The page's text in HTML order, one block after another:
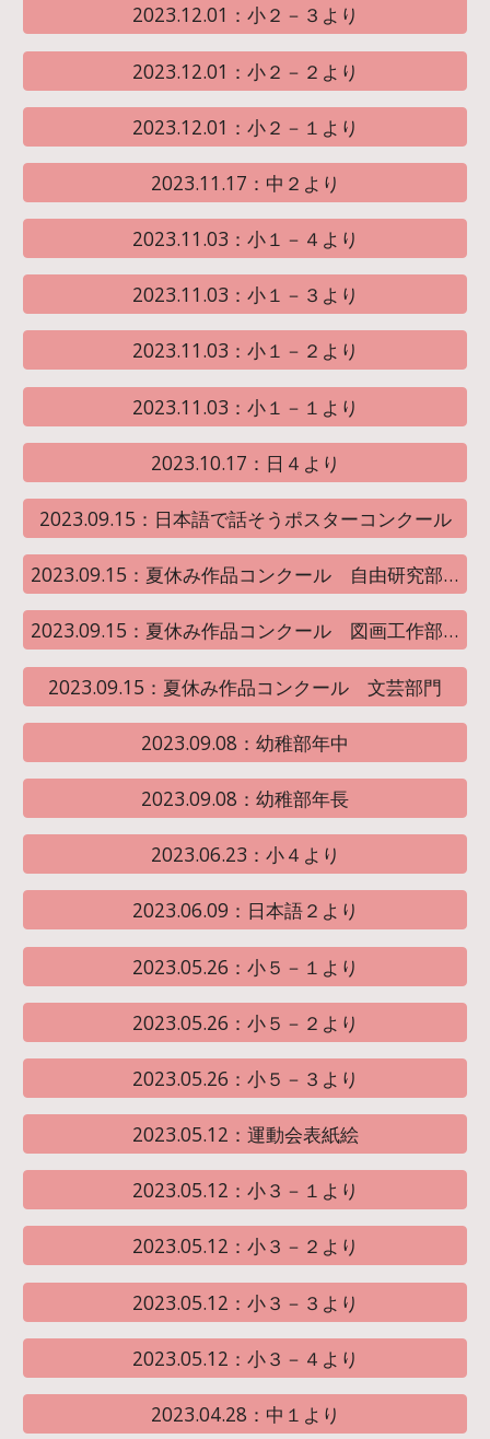
2023.12.01：小２－３より
2023.12.01：小２－２より
2023.12.01：小２－１より
2023.11.17：中２より
2023.11.03：小１－４より
2023.11.03：小１－３より
2023.11.03：小１－２より
2023.11.03：小１－１より
2023.10.17：日４より
2023.09.15：日本語で話そうポスターコンクール
2023.09.15：夏休み作品コンクール 自由研究部門
2023.09.15：夏休み作品コンクール 図画工作部門
2023.09.15：夏休み作品コンクール 文芸部門
2023.09.08：幼稚部年中
2023.09.08：幼稚部年長
2023.06.23：小４より
2023.06.09：日本語２より
2023.05.26：小５－１より
2023.05.26：小５－２より
2023.05.26：小５－３より
2023.05.12：運動会表紙絵
2023.05.12：小３－１より
2023.05.12：小３－２より
2023.05.12：小３－３より
2023.05.12：小３－４より
2023.04.28：中１より